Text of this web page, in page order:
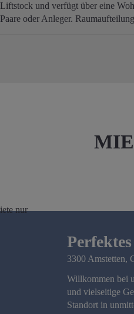
Liftstock und verfügt über eine
Paare oder Anleger.
3300 Amstetten,
Willkommen bei
und vielseitige
Standort in